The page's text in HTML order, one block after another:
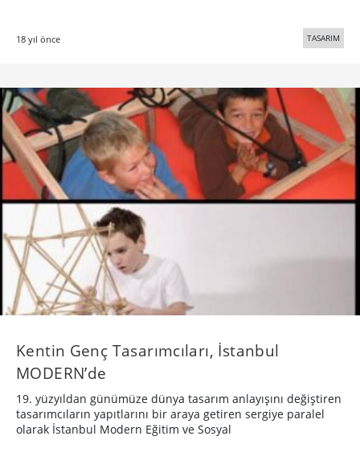
18 yıl önce TASARIM
Kentin Genç Tasarımcıları, İstanbul
MODERN’de
19. yüzyıldan günümüze dünya tasarım anlayışını değiştiren
tasarımcıların yapıtlarını bir araya getiren sergiye paralel
olarak İstanbul Modern Eğitim ve Sosyal